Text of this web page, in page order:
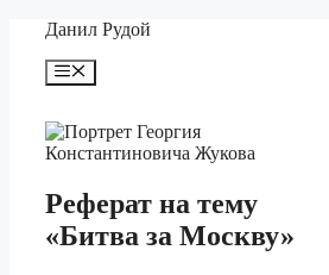
Перейти
содержимому
Данил Рудой
Меню
Реферат на тему
«Битва за Москву»